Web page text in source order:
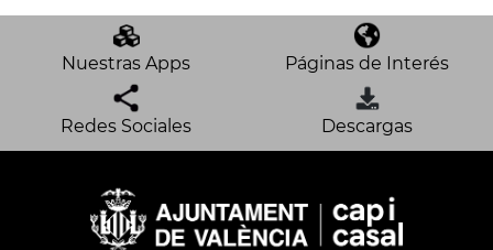
Nuestras Apps Páginas de Interés
Redes Sociales Descargas